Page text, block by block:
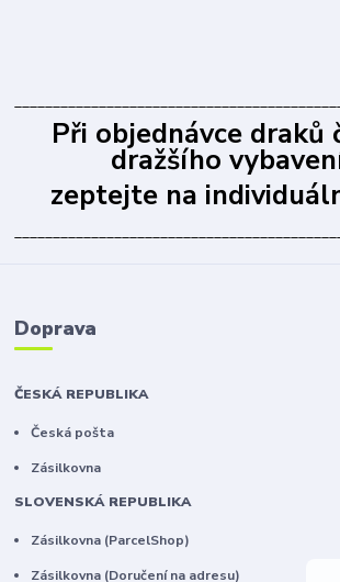
Při objednávce draků
dražšího
zeptejte na
Doprava
ČESKÁ REPUBLIKA
Česká pošta
Zásilkovna
SLOVENSKÁ REPUBLIKA
Zásilkovna (ParcelShop)
Zásilkovna (Doručení na adresu)